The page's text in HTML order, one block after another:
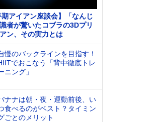
期アイアン座談会】「なんじ
者が驚いたコブラの3Dプリ
ン、その実力とは
慢のバックラインを目指す！
でおこなう「背中徹底トレ
ニング」
ナナは朝・夜・運動前後、い
食べるのがベスト？タイミン
ごとのメリット